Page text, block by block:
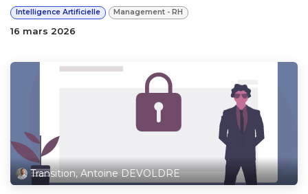
Intelligence Artificielle Management - RH
16 mars 2026
Transition, Antoine DEVOLDRE